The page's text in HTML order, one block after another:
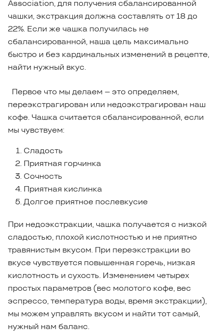
Association, для получения сбалансированной
чашки, экстракция должна составлять от 18 до
22%. Если же чашка получилась не
сбалансированной, наша цель максимально
быстро и без кардинальных изменений в рецепте,
найти нужный вкус.
Первое что мы делаем – это определяем,
переэкстрагирован или недоэкстрагирован наш
кофе. Чашка считается сбалансированной, если
мы чувствуем:
Сладость
Приятная горчинка
Сочность
Приятная кислинка
Долгое приятное послевкусие
При недоэкстракции, чашка получается с низкой
сладостью, плохой кислотностью и не приятно
травянистым вкусом. При переэкстракции во
вкусе чувствуется повышенная горечь, низкая
кислотность и сухость. Изменением четырех
простых параметров (вес молотого кофе, вес
эспрессо, температура воды, время экстракции),
мы можем управлять вкусом и найти тот самый,
нужный нам баланс.